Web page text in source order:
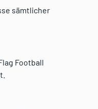
sämtlicher
Football